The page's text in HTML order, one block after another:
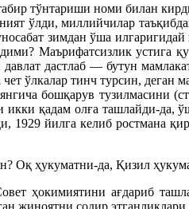
тўнтариши номи билан
ўлди, миллийчилар
зимдан ўша
Маърифатсизлик устига
дастлаб — бутун
ўлкалар тинч турсин, деган
бошқарув тузилмасини
қадам олға ташлайди-
1929 йилга келиб ростмана
Оқ ҳукуматни-да, Қизил
ҳокимиятини ағдариб
жиноятни содир